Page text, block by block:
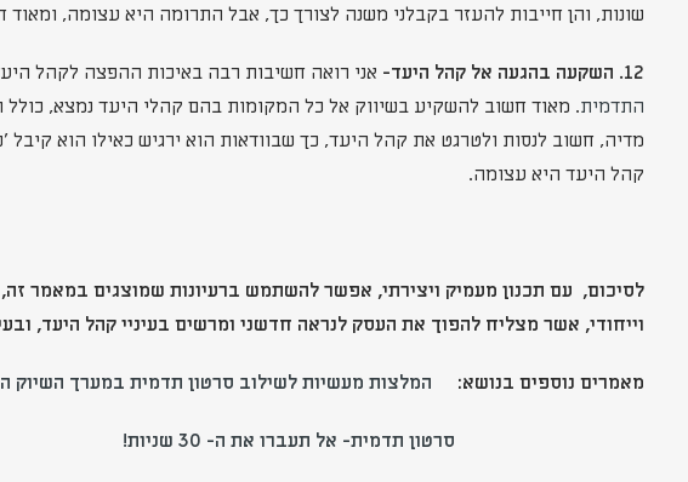
שונות, והן חייבות להעזר בקבלני משנה לצורך כך, אבל התרומה היא עצומה, ומאוד
12. השקעה בהגעה אל קהל היעד- אני רואה חשיבות רבה באיכות ההפצה לקהל
התדמית. מאוד חשוב להשקיע בשיווק אל כל המקומות בהם קהלי היעד נמצא,
מדיה, חשוב לנסות ולטרגט את קהל היעד, כך שבוודאות הוא ירגיש כאילו הוא
קהל היעד היא עצומה.
לסיכום, עם תכנון מעמיק ויצירתי, אפשר להשתמש ברעיונות שמוצגים במאמר
וייחודי, אשר מצליח להפוך את העסק לנראה חדשני ומרשים בעיניי קהל היעד,
מאמרים נוספים בנושא: המלצות מעשיות לשילוב סרטון תדמית במערך השיוק
סרטון תדמית- אל תעברו את ה- 30 שניות!